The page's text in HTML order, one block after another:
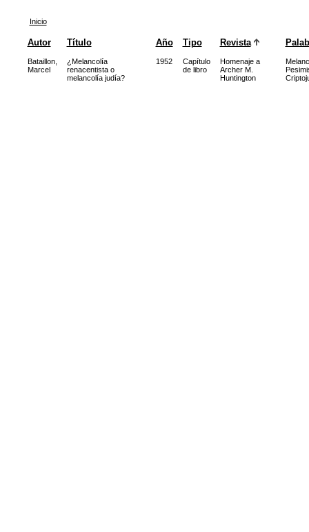
Inicio
Autor Título Año Tipo Revista
Bataillon,
Marcel
¿Melancolía
renacentista o
melancolía judía?
1952
Capítulo
de libro
Homenaje a
Archer M.
Huntington